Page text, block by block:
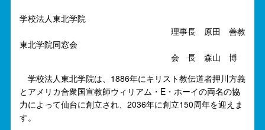
学校法人東北学院
理事長 原田 善教
東北学院同窓会
会
長 森山 博
学校法人東北学院は、1886年にキリスト教伝道者押川方義
とアメリカ合衆国宣教師ウィリアム・E・ホーイの両名の協
力によって仙台に創立され、2036年に創立150周年を迎えま
す。